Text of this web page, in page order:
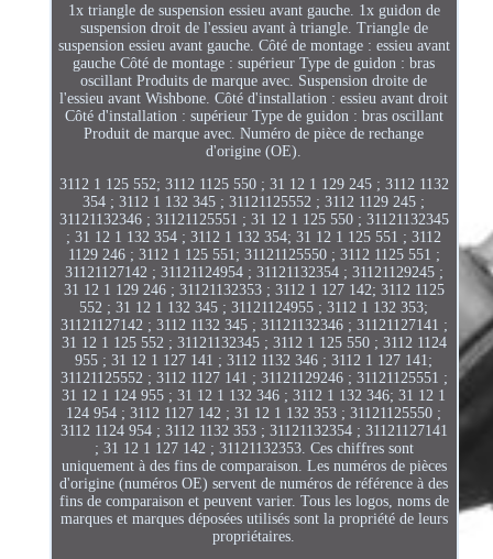
1x triangle de suspension essieu avant gauche. 1x guidon de
suspension droit de l'essieu avant à triangle. Triangle de
suspension essieu avant gauche. Côté de montage : essieu avant
gauche Côté de montage : supérieur Type de guidon : bras
oscillant Produits de marque avec. Suspension droite de
l'essieu avant Wishbone. Côté d'installation : essieu avant droit
Côté d'installation : supérieur Type de guidon : bras oscillant
Produit de marque avec. Numéro de pièce de rechange
d'origine (OE).
3112 1 125 552; 3112 1125 550 ; 31 12 1 129 245 ; 3112 1132
354 ; 3112 1 132 345 ; 31121125552 ; 3112 1129 245 ;
31121132346 ; 31121125551 ; 31 12 1 125 550 ; 31121132345
; 31 12 1 132 354 ; 3112 1 132 354; 31 12 1 125 551 ; 3112
1129 246 ; 3112 1 125 551; 31121125550 ; 3112 1125 551 ;
31121127142 ; 31121124954 ; 31121132354 ; 31121129245 ;
31 12 1 129 246 ; 31121132353 ; 3112 1 127 142; 3112 1125
552 ; 31 12 1 132 345 ; 31121124955 ; 3112 1 132 353;
31121127142 ; 3112 1132 345 ; 31121132346 ; 31121127141 ;
31 12 1 125 552 ; 31121132345 ; 3112 1 125 550 ; 3112 1124
955 ; 31 12 1 127 141 ; 3112 1132 346 ; 3112 1 127 141;
31121125552 ; 3112 1127 141 ; 31121129246 ; 31121125551 ;
31 12 1 124 955 ; 31 12 1 132 346 ; 3112 1 132 346; 31 12 1
124 954 ; 3112 1127 142 ; 31 12 1 132 353 ; 31121125550 ;
3112 1124 954 ; 3112 1132 353 ; 31121132354 ; 31121127141
; 31 12 1 127 142 ; 31121132353. Ces chiffres sont
uniquement à des fins de comparaison. Les numéros de pièces
d'origine (numéros OE) servent de numéros de référence à des
fins de comparaison et peuvent varier. Tous les logos, noms de
marques et marques déposées utilisés sont la propriété de leurs
propriétaires.